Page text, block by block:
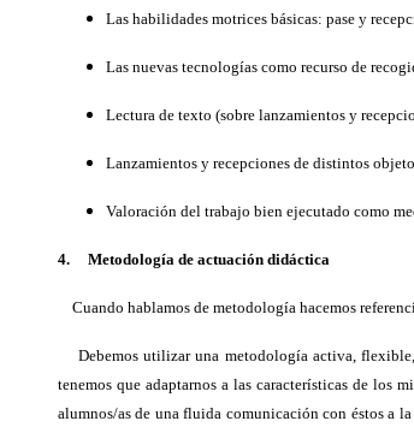
Las habilidades motrices básicas: pase y
Las nuevas tecnologías como recurso de
Lectura de texto (sobre lanzamientos y
Lanzamientos y recepciones de distintos
Valoración del trabajo bien ejecutado como
4. Metodología de actuación didáctica
Cuando hablamos de metodología hacemos
Debemos utilizar una metodología activa, flexible,
tenemos que adaptarnos a las características de los
alumnos/as de una fluida comunicación con éstos a